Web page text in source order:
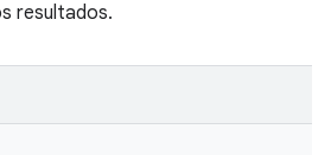
resultados.